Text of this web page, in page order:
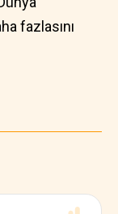
fazlasını